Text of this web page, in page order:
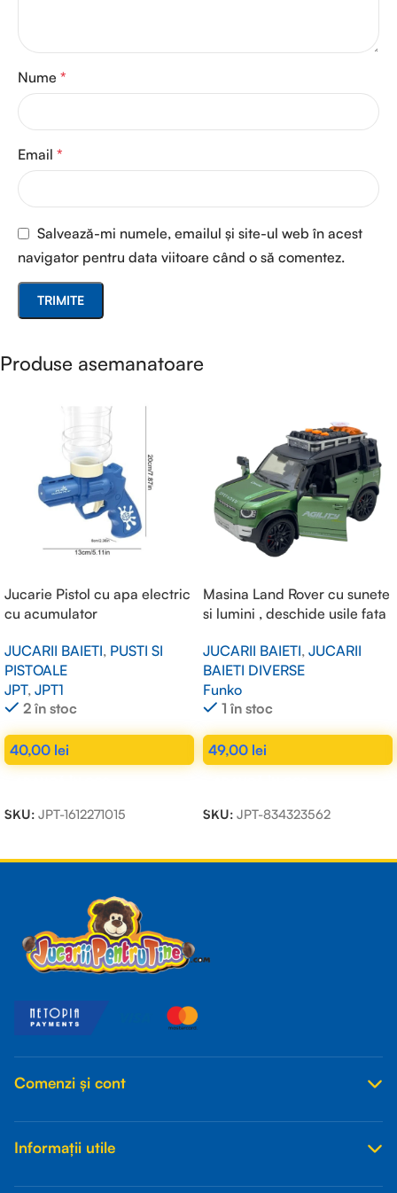
Nume *
Email *
Salvează-mi numele, emailul și site-ul web în acest
navigator pentru data viitoare când o să comentez.
Produse asemanatoare
Jucarie Pistol cu apa electric
cu acumulator
JUCARII BAIETI, PUSTI SI
PISTOALE
JPT, JPT1
2 în stoc
40,00 lei
SKU: JPT-1612271015
Masina Land Rover cu sunete
si lumini , deschide usile fata
JUCARII BAIETI, JUCARII
BAIETI DIVERSE
Funko
1 în stoc
49,00 lei
SKU: JPT-834323562
Comenzi și cont
Informații utile